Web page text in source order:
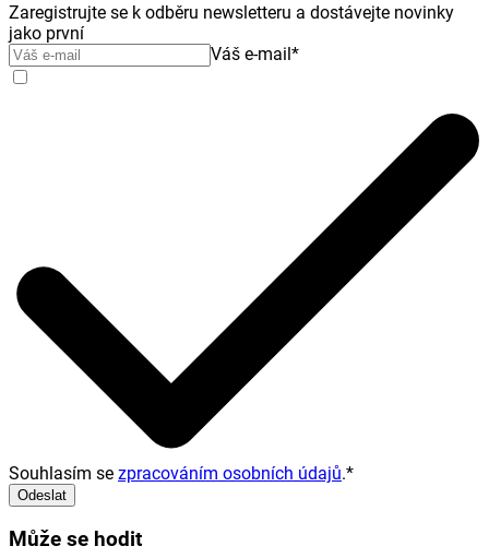
Zaregistrujte se k odběru newsletteru a dostávejte novinky
jako první
Váš e-mail*
Souhlasím se zpracováním osobních údajů.*
Odeslat
Může se hodit